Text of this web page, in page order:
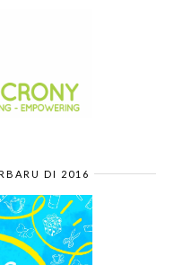
DI 2016